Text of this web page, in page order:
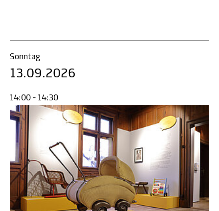
Sonntag
13.09.2026
14:00 - 14:30